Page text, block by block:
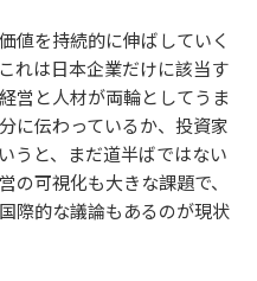
値を持続的に伸ばしていく
れは日本企業だけに該当す
営と人材が両輪としてうま
に伝わっているか、投資家
うと、まだ道半ばではない
の可視化も大きな課題で、
際的な議論もあるのが現状